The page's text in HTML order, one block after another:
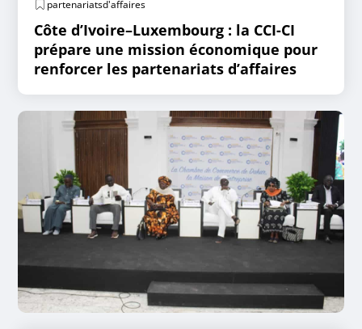
partenariatsd'affaires
Côte d’Ivoire–Luxembourg : la CCI-CI
prépare une mission économique pour
renforcer les partenariats d’affaires